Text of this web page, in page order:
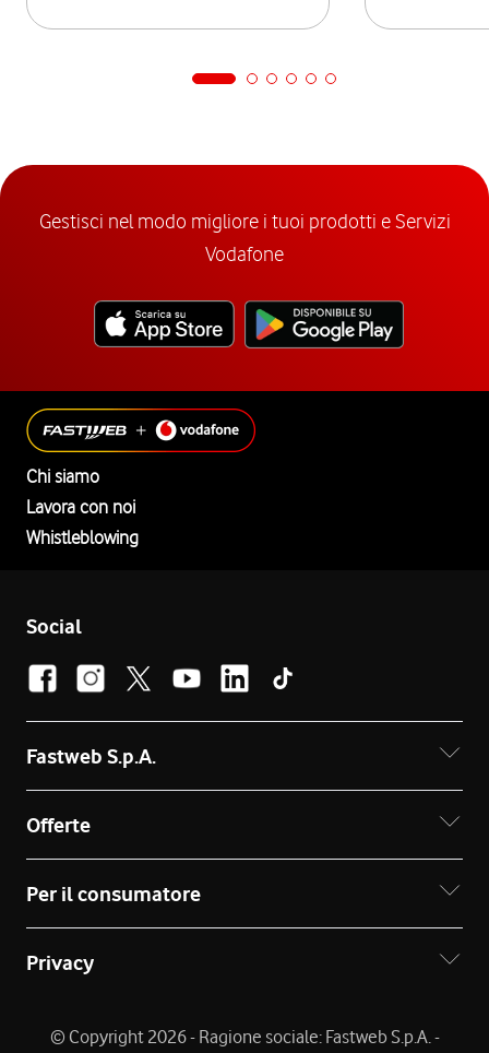
Gestisci nel modo migliore i tuoi prodotti e Servizi
Vodafone
Chi siamo
Lavora con noi
Whistleblowing
Social
Fastweb S.p.A.
Offerte
Per il consumatore
Privacy
© Copyright 2026 - Ragione sociale: Fastweb S.p.A. -